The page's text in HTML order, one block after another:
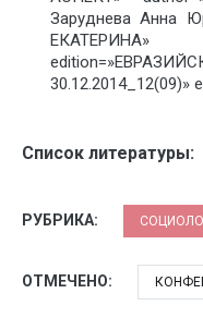
Заруднева Анна
ЕКАТЕРИНА»
30.12.2014_12(09)»
Список литературы:
РУБРИКА:
ОТМЕЧЕНО: